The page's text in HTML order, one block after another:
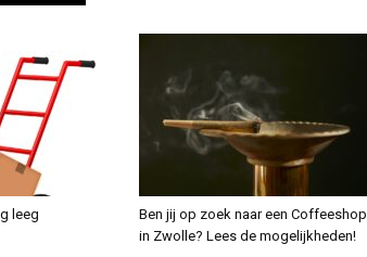
leeg
Ben jij op zoek naar een Coffeeshop
in Zwolle? Lees de mogelijkheden!